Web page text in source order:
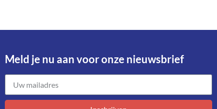
Meld je nu aan voor onze nieuwsbrief​